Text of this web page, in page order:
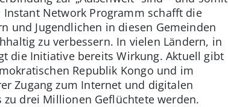
Network Programm schafft die
und Jugendlichen in diesen Gemeinden
zu verbessern. In vielen Ländern, in
die Initiative bereits Wirkung. Aktuell gibt
Republik Kongo und im
Zugang zum Internet und digitalen
zu drei Millionen Geflüchtete werden.